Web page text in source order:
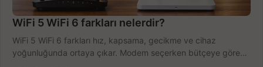
WiFi 5 WiFi 6 farkları nelerdir?
WiFi 5 WiFi 6 farkları hız, kapsama, gecikme ve cihaz
yoğunluğunda ortaya çıkar. Modem seçerken bütçeye göre